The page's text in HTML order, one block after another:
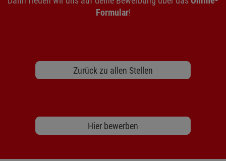
Formular!
Zurück zu allen Stellen
Hier bewerben